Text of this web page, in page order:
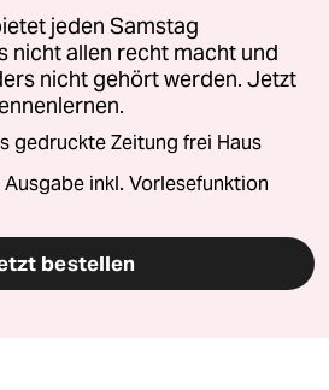
jeden Samstag
nicht allen recht macht und
nicht gehört werden. Jetzt
gedruckte Zeitung frei Haus
inkl. Vorlesefunktion
bestellen